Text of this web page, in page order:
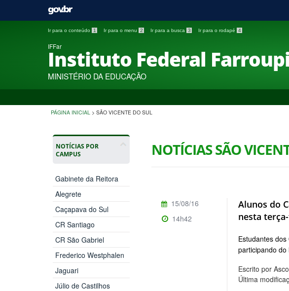
Ir para o conteúdo 1 Ir para o menu 2 Ir para a busca 3 Ir para o rodapé 4
IFFar
Instituto Federal
MINISTÉRIO DA EDUCAÇÃO
PÁGINA INICIAL > SÃO VICENTE DO SUL
NOTÍCIAS POR
CAMPUS
Gabinete da Reitora
Alegrete
Caçapava do Sul
CR Santiago
CR São Gabriel
Frederico Westphalen
Jaguari
Júlio de Castilhos
NOTÍCIAS SÃO
Alunos do
nesta
Estudantes
participando
Escrito por
Última
15/08/16
14h42